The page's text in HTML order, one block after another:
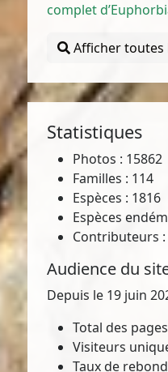
complet
Afficher toutes
Statistiques
Photos : 15862
Familles : 114
Espèces : 1816
Espèces
Contributeurs :
Audience du
Depuis le 19 juin
Total des
Visiteurs
Taux de